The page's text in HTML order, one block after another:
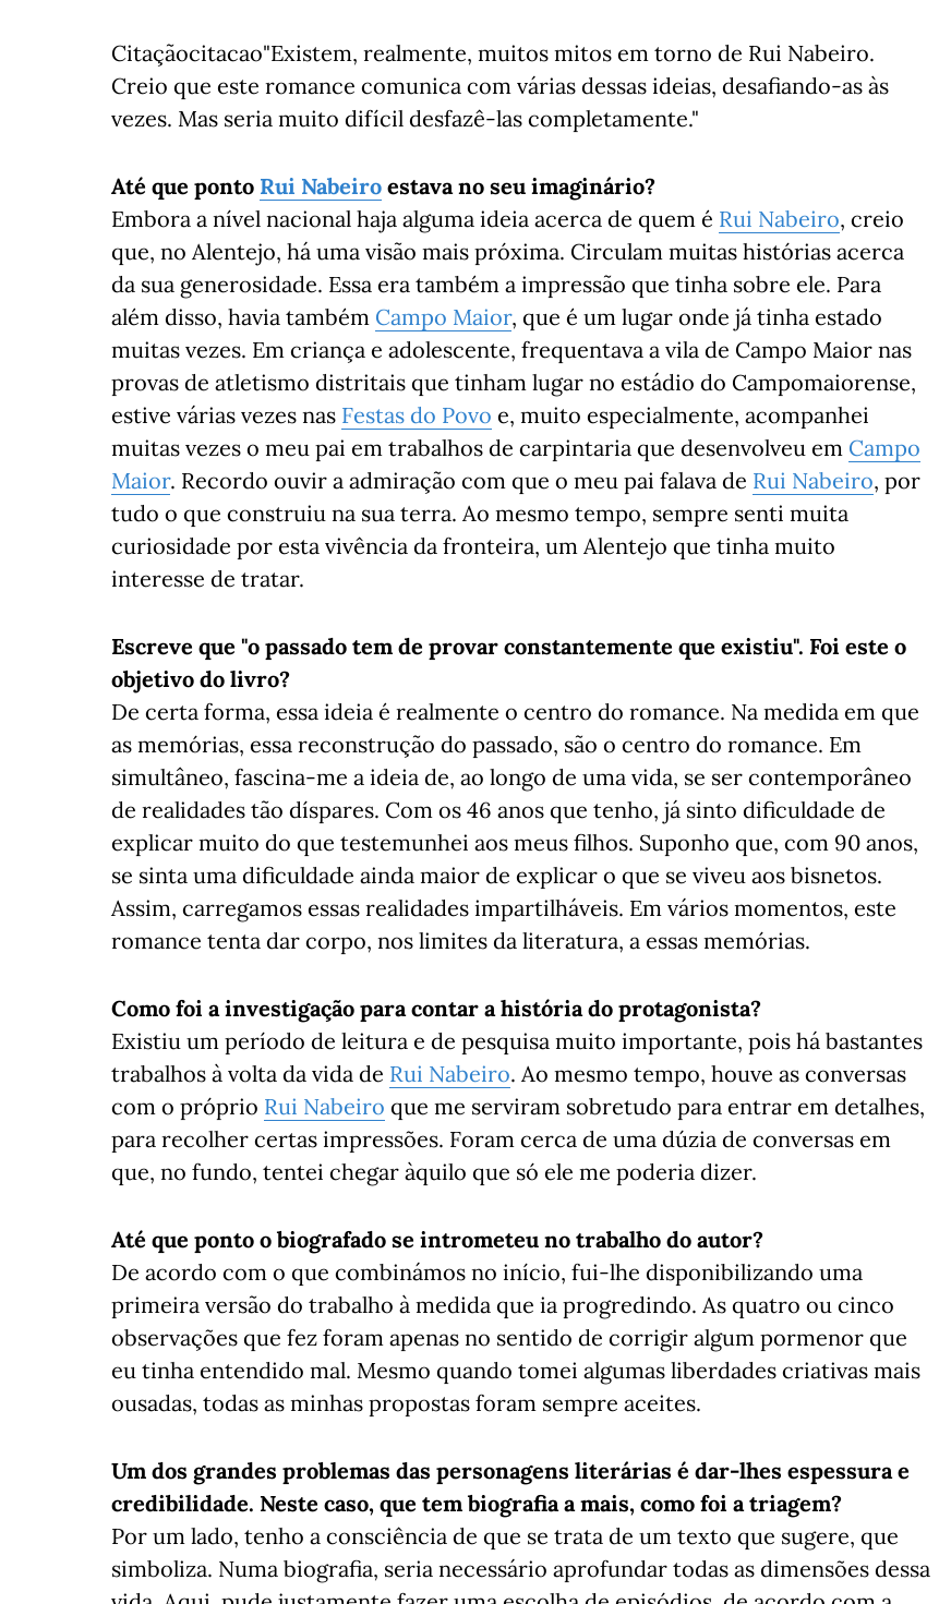
Citaçãocitacao"Existem, realmente, muitos mitos em torno de Rui Nabeiro.
Creio que este romance comunica com várias dessas ideias, desafiando-as às
vezes. Mas seria muito difícil desfazê-las completamente."
Até que ponto Rui Nabeiro estava no seu imaginário?
Embora a nível nacional haja alguma ideia acerca de quem é Rui Nabeiro, creio
que, no Alentejo, há uma visão mais próxima. Circulam muitas histórias acerca
da sua generosidade. Essa era também a impressão que tinha sobre ele. Para
além disso, havia também Campo Maior, que é um lugar onde já tinha estado
muitas vezes. Em criança e adolescente, frequentava a vila de Campo Maior nas
provas de atletismo distritais que tinham lugar no estádio do Campomaiorense,
estive várias vezes nas Festas do Povo e, muito especialmente, acompanhei
muitas vezes o meu pai em trabalhos de carpintaria que desenvolveu em Campo
Maior. Recordo ouvir a admiração com que o meu pai falava de Rui Nabeiro, por
tudo o que construiu na sua terra. Ao mesmo tempo, sempre senti muita
curiosidade por esta vivência da fronteira, um Alentejo que tinha muito
interesse de tratar.
Escreve que "o passado tem de provar constantemente que existiu". Foi este o
objetivo do livro?
De certa forma, essa ideia é realmente o centro do romance. Na medida em que
as memórias, essa reconstrução do passado, são o centro do romance. Em
simultâneo, fascina-me a ideia de, ao longo de uma vida, se ser contemporâneo
de realidades tão díspares. Com os 46 anos que tenho, já sinto dificuldade de
explicar muito do que testemunhei aos meus filhos. Suponho que, com 90 anos,
se sinta uma dificuldade ainda maior de explicar o que se viveu aos bisnetos.
Assim, carregamos essas realidades impartilháveis. Em vários momentos, este
romance tenta dar corpo, nos limites da literatura, a essas memórias.
Como foi a investigação para contar a história do protagonista?
Existiu um período de leitura e de pesquisa muito importante, pois há bastantes
trabalhos à volta da vida de Rui Nabeiro. Ao mesmo tempo, houve as conversas
com o próprio Rui Nabeiro que me serviram sobretudo para entrar em detalhes,
para recolher certas impressões. Foram cerca de uma dúzia de conversas em
que, no fundo, tentei chegar àquilo que só ele me poderia dizer.
Até que ponto o biografado se intrometeu no trabalho do autor?
De acordo com o que combinámos no início, fui-lhe disponibilizando uma
primeira versão do trabalho à medida que ia progredindo. As quatro ou cinco
observações que fez foram apenas no sentido de corrigir algum pormenor que
eu tinha entendido mal. Mesmo quando tomei algumas liberdades criativas mais
ousadas, todas as minhas propostas foram sempre aceites.
Um dos grandes problemas das personagens literárias é dar-lhes espessura e
credibilidade. Neste caso, que tem biografia a mais, como foi a triagem?
Por um lado, tenho a consciência de que se trata de um texto que sugere, que
simboliza. Numa biografia, seria necessário aprofundar todas as dimensões dessa